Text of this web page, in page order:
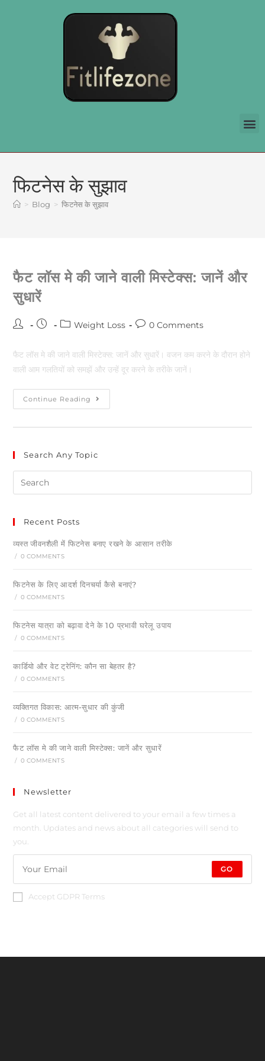
फिटनेस के सुझाव
> Blog > फिटनेस के सुझाव
फैट लॉस मे की जाने वाली मिस्टेक्स: जानें और
सुधारें
Weight Loss 0 Comments
फैट लॉस मे की जाने वाली मिस्टेक्स: जानें और सुधारें। वजन कम करने के दौरान होने
वाली आम गलतियों को समझें और उन्हें दूर करने के तरीके जानें।
Continue Reading
Search Any Topic
Recent Posts
व्यस्त जीवनशैली में फिटनेस बनाए रखने के आसान तरीके
/ 0 COMMENTS
फिटनेस के लिए आदर्श दिनचर्या कैसे बनाएं?
/ 0 COMMENTS
फिटनेस यात्रा को बढ़ावा देने के 10 प्रभावी घरेलू उपाय
/ 0 COMMENTS
कार्डियो और वेट ट्रेनिंग: कौन सा बेहतर है?
/ 0 COMMENTS
व्यक्तिगत विकास: आत्म-सुधार की कुंजी
/ 0 COMMENTS
फैट लॉस मे की जाने वाली मिस्टेक्स: जानें और सुधारें
/ 0 COMMENTS
Newsletter
Get all latest content delivered to your email a few times a
month. Updates and news about all categories will send to
you.
GO
Accept GDPR Terms